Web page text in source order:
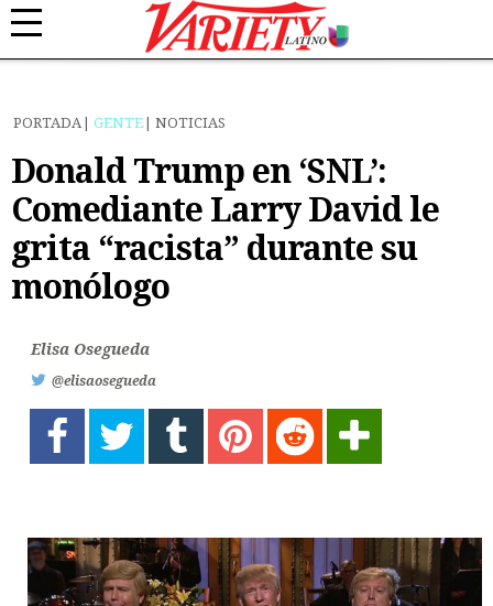
PORTADA GENTE NOTICIAS
Donald Trump en ‘SNL’:
Comediante Larry David le
grita “racista” durante su
monólogo
Elisa Osegueda
@elisaosegueda